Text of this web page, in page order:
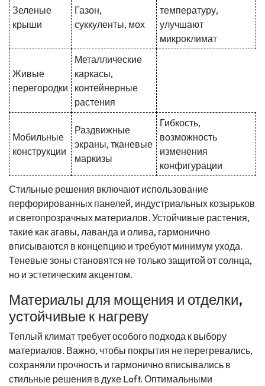
Зеленые
крыши
Газон,
суккуленты, мох
температуру,
улучшают
микроклимат
Живые
перегородки
Металлические
каркасы,
контейнерные
растения
Мобильные
конструкции
Раздвижные
экраны, тканевые
маркизы
Гибкость,
возможность
изменения
конфигурации
Стильные решения включают использование
перфорированных панелей, индустриальных козырьков
и светопрозрачных материалов. Устойчивые растения,
такие как агавы, лаванда и олива, гармонично
вписываются в концепцию и требуют минимум ухода.
Теневые зоны становятся не только защитой от солнца,
но и эстетическим акцентом.
Материалы для мощения и отделки,
устойчивые к нагреву
Теплый климат требует особого подхода к выбору
материалов. Важно, чтобы покрытия не перегревались,
сохраняли прочность и гармонично вписывались в
стильные решения в духе Loft. Оптимальными